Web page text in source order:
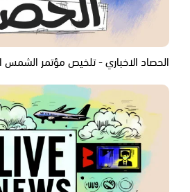
الحصاد الاخباري - تلخيص مؤتمر الشمس السنوي